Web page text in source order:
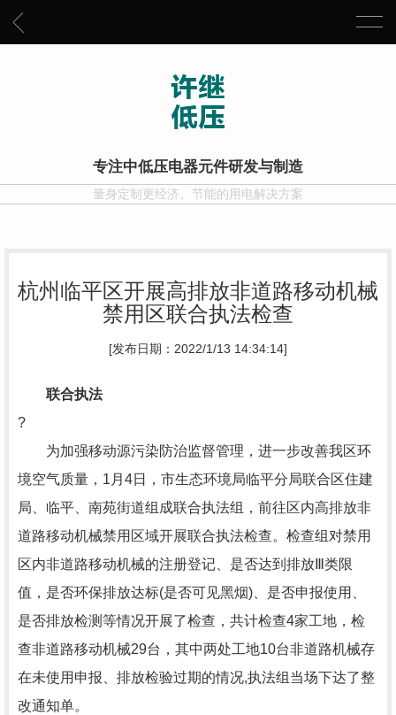
专注中低压电器元件研发与制造
量身定制更经济、节能的用电解决方案
杭州临平区开展高排放非道路移动机械
禁用区联合执法检查
[发布日期：2022/1/13 14:34:14]
联合执法
?
为加强移动源污染防治监督管理，进一步改善我区环
境空气质量，1月4日，市生态环境局临平分局联合区住建
局、临平、南苑街道组成联合执法组，前往区内高排放非
道路移动机械禁用区域开展联合执法检查。检查组对禁用
区内非道路移动机械的注册登记、是否达到排放Ⅲ类限
值，是否环保排放达标(是否可见黑烟)、是否申报使用、
是否排放检测等情况开展了检查，共计检查4家工地，检
查非道路移动机械29台，其中两处工地10台非道路机械存
在未使用申报、排放检验过期的情况,执法组当场下达了整
改通知单。